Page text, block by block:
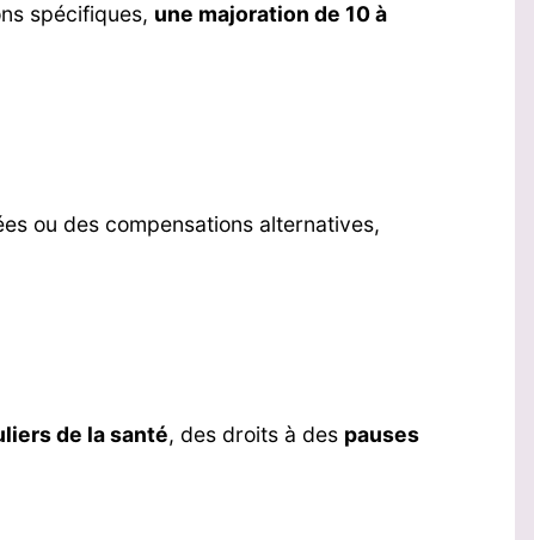
spécifiques, une majoration de 10 à
ou des compensations alternatives,
de la santé, des droits à des pauses